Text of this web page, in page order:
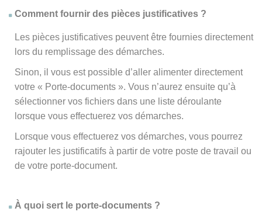
Comment fournir des pièces justificatives ?
Les pièces justificatives peuvent être fournies directement
lors du remplissage des démarches.
Sinon, il vous est possible d’aller alimenter directement
votre « Porte-documents ». Vous n’aurez ensuite qu’à
sélectionner vos fichiers dans une liste déroulante
lorsque vous effectuerez vos démarches.
Lorsque vous effectuerez vos démarches, vous pourrez
rajouter les justificatifs à partir de votre poste de travail ou
de votre porte-document.
À quoi sert le porte-documents ?